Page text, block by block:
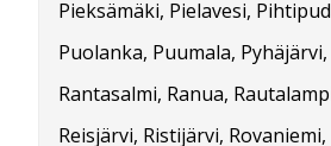
Pieksämäki, Pielavesi,
Puolanka, Puumala,
Rantasalmi, Ranua,
Reisjärvi, Ristijärvi,